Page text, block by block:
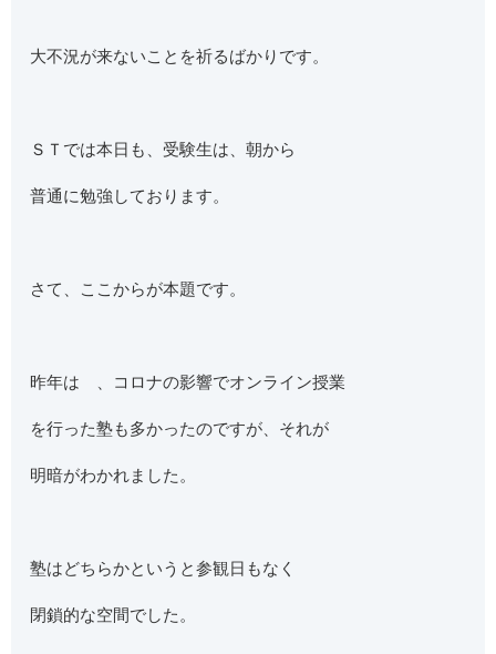
大不況が来ないことを祈るばかりです。
ＳＴでは本日も、受験生は、朝から
普通に勉強しております。
さて、ここからが本題です。
昨年は 、コロナの影響でオンライン授業
を行った塾も多かったのですが、それが
明暗がわかれました。
塾はどちらかというと参観日もなく
閉鎖的な空間でした。